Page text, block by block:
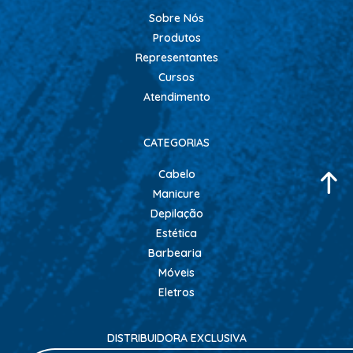
CHALEIRA
MAQUINAS DE CORTE E ACABAMENTO
PRANCHA + MODELADORES
SECADORES
ESMALTE
AMUSANT
ANITA
CINCO
COLORAMA
DAILUS
HITS
IMPALA
REPOS
Sobre Nós
Produtos
Representantes
Cursos
Atendimento
CATEGORIAS
Cabelo
Manicure
Depilação
Estética
Barbearia
Móveis
Eletros
DISTRIBUIDORA EXCLUSIVA